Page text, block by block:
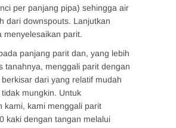
per panjang pipa) sehingga air
dari downspouts. Lanjutkan
menyelesaikan parit.
panjang parit dan, yang lebih
tanahnya, menggali parit dengan
dari yang relatif mudah
mungkin. Untuk
kami, kami menggali parit
kaki dengan tangan melalui